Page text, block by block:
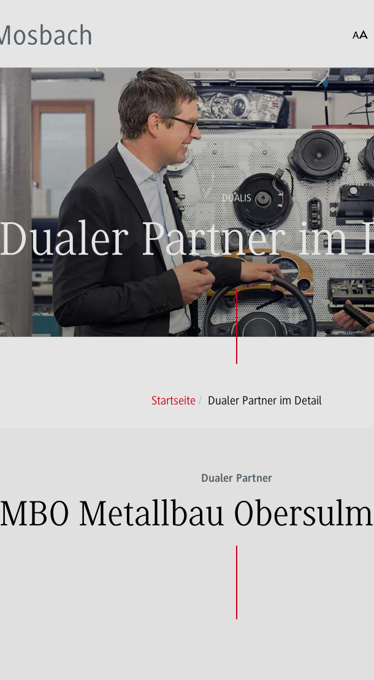
DUALIS
Dualer Partner im
Startseite Dualer Partner im Detail
Dualer Partner
MBO Metallbau